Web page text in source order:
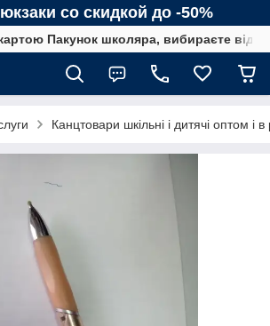
со скидкой до -50%
Пакунок школяра, вибираєте від
Канцтовари шкільні і дитячі оптом і в